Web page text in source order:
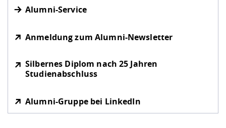
Alumni-Service
Anmeldung zum Alumni-Newsletter
Silbernes Diplom nach 25 Jahren
Studienabschluss
Alumni-Gruppe bei LinkedIn